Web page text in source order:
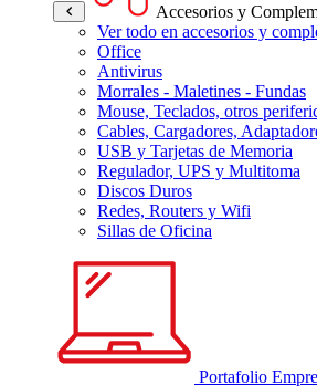
Accesorios y
Ver todo en accesorios y
Office
Antivirus
Morrales - Maletines - Fundas
Mouse, Teclados, otros
Cables, Cargadores,
USB y Tarjetas de Memoria
Regulador, UPS y Multitoma
Discos Duros
Redes, Routers y Wifi
Sillas de Oficina
Portafolio